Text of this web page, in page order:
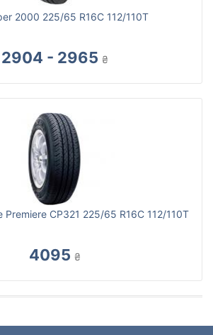
2000 225/65 R16C 112/110T
2904 - 2965 ₴
Premiere CP321 225/65 R16C 112/110T
4095 ₴